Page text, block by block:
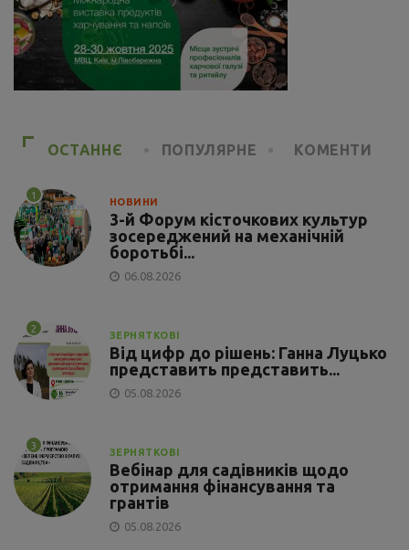
ОСТАННЄ ПОПУЛЯРНЕ КОМЕНТИ
1
НОВИНИ
3-й Форум кісточкових культур
зосереджений на механічній
боротьбі...
06.08.2026
2
ЗЕРНЯТКОВІ
Від цифр до рішень: Ганна Луцько
представить представить...
05.08.2026
3
ЗЕРНЯТКОВІ
Вебінар для садівників щодо
отримання фінансування та
грантів
05.08.2026